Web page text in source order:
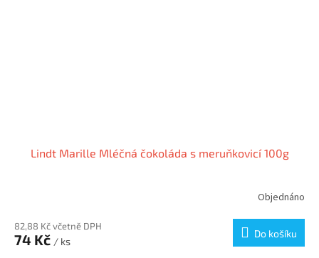
Lindt Marille Mléčná čokoláda s meruňkovicí 100g
Objednáno
82,88 Kč včetně DPH
74 Kč / ks
Do košíku